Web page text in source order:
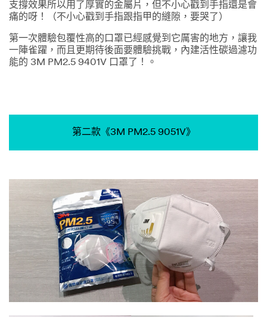
支撐效果所以用了厚實的金屬片，但不小心戳到手指還是會
痛的呀！（不小心戳到手指跟指甲的縫隙，要哭了）
第一次體驗包覆性高的口罩已經感覺到它厲害的地方，讓我
一陣雀躍，而且更期待後面要體驗挑戰，內建活性碳過濾功
能的 3M PM2.5 9401V 口罩了！。
第二款《3M PM2.5 9051V》